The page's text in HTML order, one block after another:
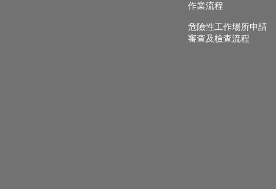
作業流程
危險性工作場所申請
審查及檢查流程